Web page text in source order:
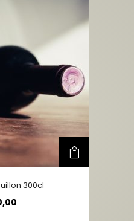
300cl